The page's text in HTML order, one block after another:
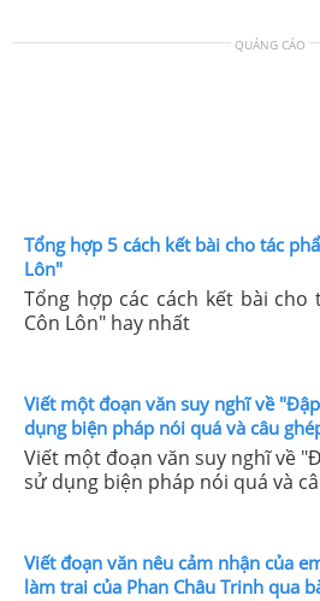
QUẢNG CÁO
Tổng hợp 5 cách kết bài cho tác
Lôn"
Tổng hợp các cách kết bài
Côn Lôn" hay nhất
Viết một đoạn văn suy nghĩ về
dụng biện pháp nói quá và câu
Viết một đoạn văn suy nghĩ về
sử dụng biện pháp nói quá và
Viết đoạn văn nêu cảm nhận của
làm trai của Phan Châu Trinh qua